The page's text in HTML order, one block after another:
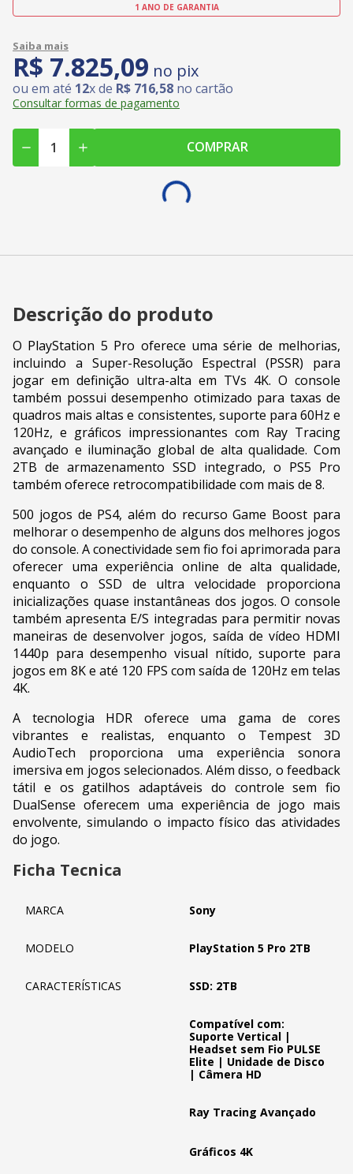
1 ANO DE GARANTIA
R$ 7.825,09 no pix
ou em até 12x de R$ 716,58 no cartão
Consultar formas de pagamento
COMPRAR
Descrição do produto
O PlayStation 5 Pro oferece uma série de melhorias,
incluindo a Super-Resolução Espectral (PSSR) para
jogar em definição ultra-alta em TVs 4K. O console
também possui desempenho otimizado para taxas de
quadros mais altas e consistentes, suporte para 60Hz e
120Hz, e gráficos impressionantes com Ray Tracing
avançado e iluminação global de alta qualidade. Com
2TB de armazenamento SSD integrado, o PS5 Pro
também oferece retrocompatibilidade com mais de 8.
500 jogos de PS4, além do recurso Game Boost para
melhorar o desempenho de alguns dos melhores jogos
do console. A conectividade sem fio foi aprimorada para
oferecer uma experiência online de alta qualidade,
enquanto o SSD de ultra velocidade proporciona
inicializações quase instantâneas dos jogos. O console
também apresenta E/S integradas para permitir novas
maneiras de desenvolver jogos, saída de vídeo HDMI
1440p para desempenho visual nítido, suporte para
jogos em 8K e até 120 FPS com saída de 120Hz em telas
4K.
A tecnologia HDR oferece uma gama de cores
vibrantes e realistas, enquanto o Tempest 3D
AudioTech proporciona uma experiência sonora
imersiva em jogos selecionados. Além disso, o feedback
tátil e os gatilhos adaptáveis do controle sem fio
DualSense oferecem uma experiência de jogo mais
envolvente, simulando o impacto físico das atividades
do jogo.
Ficha Tecnica
MARCA Sony
MODELO PlayStation 5 Pro 2TB
CARACTERÍSTICAS SSD: 2TB
Compatível com:
Suporte Vertical |
Headset sem Fio PULSE
Elite | Unidade de Disco
| Câmera HD
Ray Tracing Avançado
Gráficos 4K